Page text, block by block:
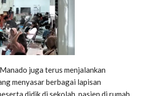
juga terus menjalankan
menyasar berbagai lapisan
didik di sekolah, pasien di rumah